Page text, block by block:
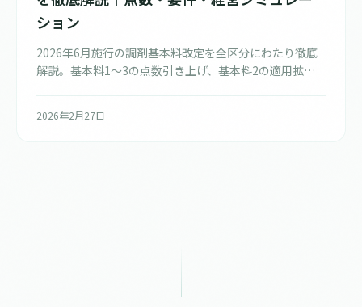
ション
2026年6月施行の調剤基本料改定を全区分にわたり徹底
解説。基本料1〜3の点数引き上げ、基本料2の適用拡
係、薬局タイプ別の収益シミュレーションまで網羅的に
2026年2月27日